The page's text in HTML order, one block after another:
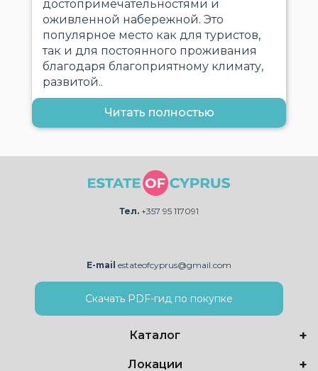
достопримечательностями и
оживленной набережной. Это
популярное место как для туристов,
так и для постоянного проживания
благодаря благоприятному климату,
развитой..
Читать полностью
Тел. +357 95 117091
E-mail estateofcyprus@gmail.com
Скачать PDF-гид по покупке
Каталог
Локации